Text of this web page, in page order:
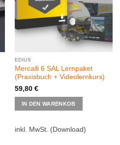
EDIUS
Mercalli 6 SAL Lernpaket
(Praxisbuch + Videolernkurs)
59,80 €
IN DEN WARENKOB
inkl. MwSt. (Download)